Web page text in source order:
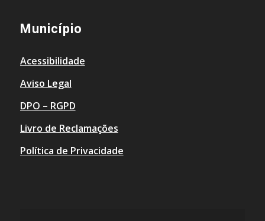
Município
Acessibilidade
Aviso Legal
DPO – RGPD
Livro de Reclamações
Política de Privacidade